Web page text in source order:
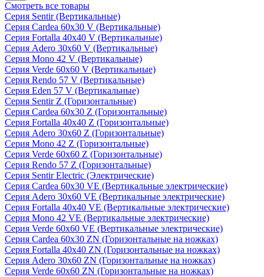
Смотреть все товары
Серия Sentir (Вертикальные)
Серия Cardea 60х30 V (Вертикальные)
Серия Fortalla 40х40 V (Вертикальные)
Серия Adero 30х60 V (Вертикальные)
Серия Mono 42 V (Вертикальные)
Серия Verde 60х60 V (Вертикальные)
Серия Rendo 57 V (Вертикальные)
Серия Eden 57 V (Вертикальные)
Серия Sentir Z (Горизонтальные)
Серия Cardea 60х30 Z (Горизонтальные)
Серия Fortalla 40х40 Z (Горизонтальные)
Серия Adero 30х60 Z (Горизонтальные)
Серия Mono 42 Z (Горизонтальные)
Серия Verde 60х60 Z (Горизонтальные)
Серия Rendo 57 Z (Горизонтальные)
Серия Sentir Electric (Электрические)
Серия Cardea 60х30 VE (Вертикальные электрические)
Серия Adero 30х60 VE (Вертикальные электрические)
Серия Fortalla 40х40 VE (Вертикальные электрические)
Серия Mono 42 VE (Вертикальные электрические)
Серия Verde 60х60 VE (Вертикальные электрические)
Серия Cardea 60х30 ZN (Горизонтальные на ножках)
Серия Fortalla 40х40 ZN (Горизонтальные на ножках)
Серия Adero 30х60 ZN (Горизонтальные на ножках)
Серия Verde 60х60 ZN (Горизонтальные на ножках)